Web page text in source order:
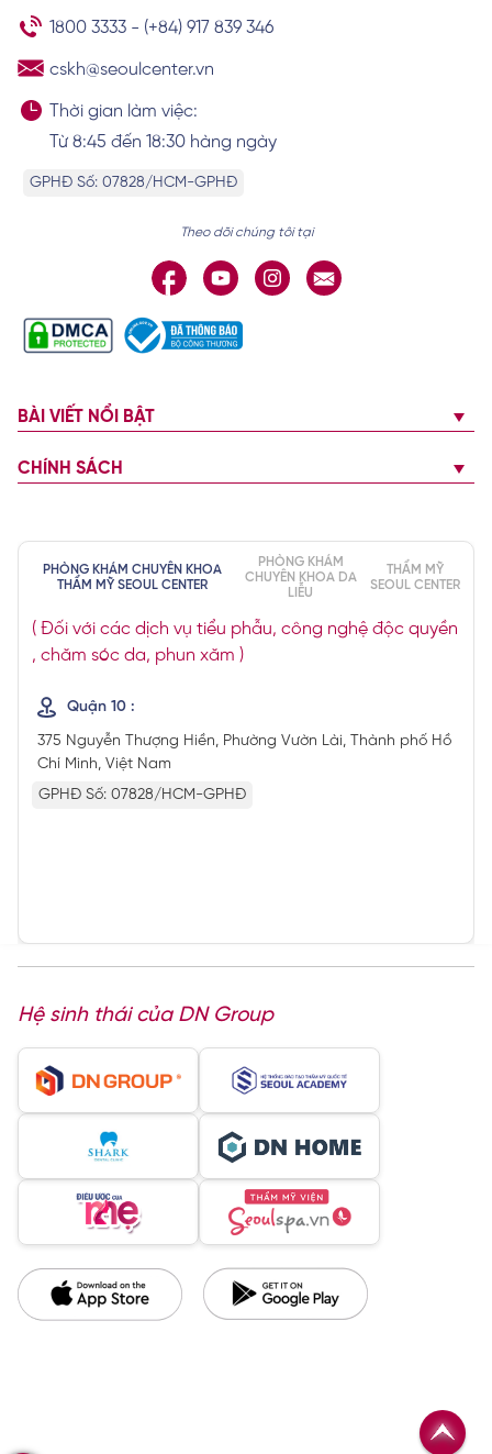
Xem chi tiết
1800 3333 - (+84) 917 839 346
cskh@seoulcenter.vn
Thời gian làm việc:
Từ 8:45 đến 18:30 hàng ngày
GPHĐ Số: 07828/HCM-GPHĐ
Theo dõi chúng tôi tại
BÀI VIẾT NỔI BẬT
CHÍNH SÁCH
PHÒNG KHÁM CHUYÊN KHOA
THẨM MỸ SEOUL CENTER
PHÒNG KHÁM
CHUYÊN KHOA DA
LIỄU
THẨM MỸ
SEOUL CENTER
( Đối với các dịch vụ tiểu phẫu, công nghệ độc quyền
, chăm sóc da, phun xăm )
Quận 10 :
375 Nguyễn Thượng Hiền, Phường Vườn Lài, Thành phố Hồ
Chí Minh, Việt Nam
GPHĐ Số: 07828/HCM-GPHĐ
Hệ sinh thái của DN Group